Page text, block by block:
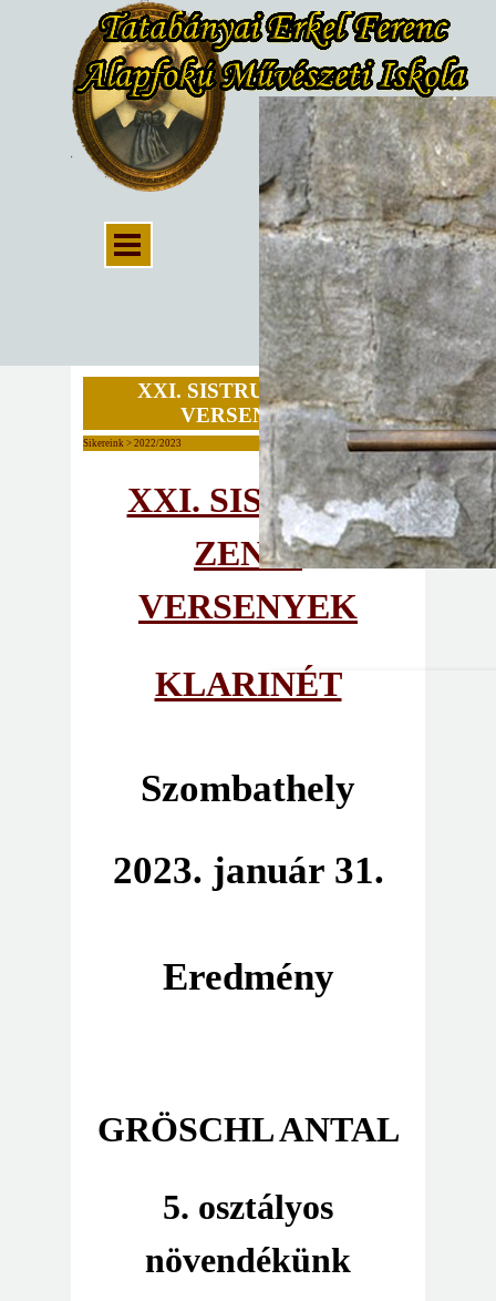
XXI. SISTRUM ZENEI
VERSENYEK
Sikereink > 2022/2023
XXI. SISTRUM
ZENEI
VERSENYEK
KLARINÉT
Szombathely
2023. január 31.
Eredmény
GRÖSCHL ANTAL
5. osztályos
növendékünk